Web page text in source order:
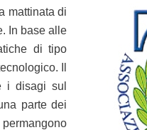
mattinata di
In base alle
di tipo
Il
i disagi sul
parte dei